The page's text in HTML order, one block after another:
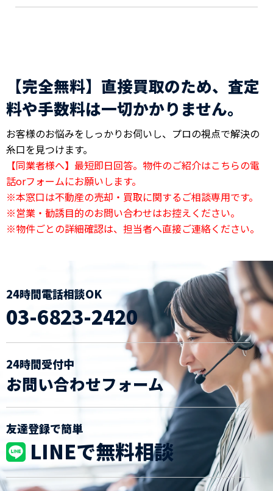
【完全無料】直接買取のため、査定
料や手数料は一切かかりません。
お客様のお悩みをしっかりお伺いし、プロの視点で解決の
糸口を見つけます。
【同業者様へ】最短即日回答。物件のご紹介はこちらの電
話orフォームにお願いします。
※本窓口は不動産の売却・買取に関するご相談専用です。
※営業・勧誘目的のお問い合わせはお控えください。
※物件ごとの詳細確認は、担当者へ直接ご連絡ください。
24時間電話相談OK
03-6823-2420
24時間受付中
お問い合わせフォーム
友達登録で簡単
LINEで無料相談